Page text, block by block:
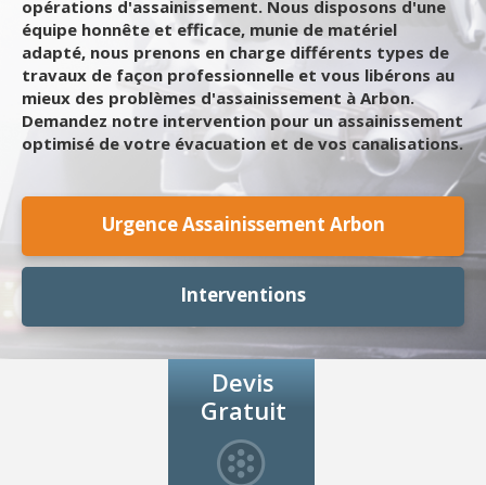
opérations d'assainissement. Nous disposons d'une
équipe honnête et efficace, munie de matériel
adapté, nous prenons en charge différents types de
travaux de façon professionnelle et vous libérons au
mieux des problèmes d'assainissement à Arbon.
Demandez notre intervention pour un assainissement
optimisé de votre évacuation et de vos canalisations.
Urgence Assainissement Arbon
Interventions
Devis
Gratuit